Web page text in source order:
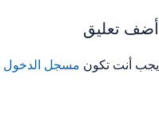
أضف تعليق
يجب أنت تكون مسجل الدخول